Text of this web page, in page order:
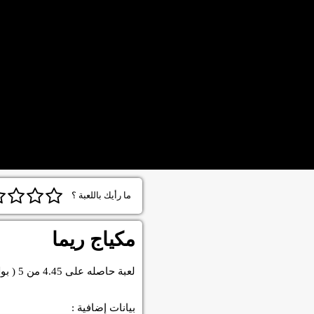
ما رأيك باللعبة ؟
مكياج ريما
لعبة حاصله على 4.45 من 5
(
بيانات إضافية :